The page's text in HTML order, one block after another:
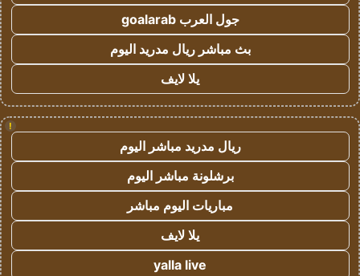
جول العرب goalarab
بث مباشر ريال مدريد اليوم
يلا لايف
!
ريال مدريد مباشر اليوم
برشلونة مباشر اليوم
مباريات اليوم مباشر
يلا لايف
yalla live